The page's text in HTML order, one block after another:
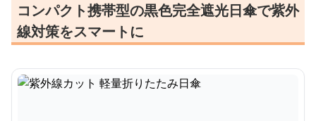
コンパクト携帯型の黒色完全遮光日傘で紫外
線対策をスマートに